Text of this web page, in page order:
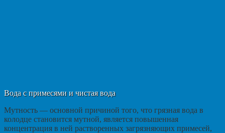
Вода с примесями и чистая вода
Мутность — основной причиной того, что грязная вода в
колодце становится мутной, является повышенная
концентрация в ней растворенных загрязняющих примесей,